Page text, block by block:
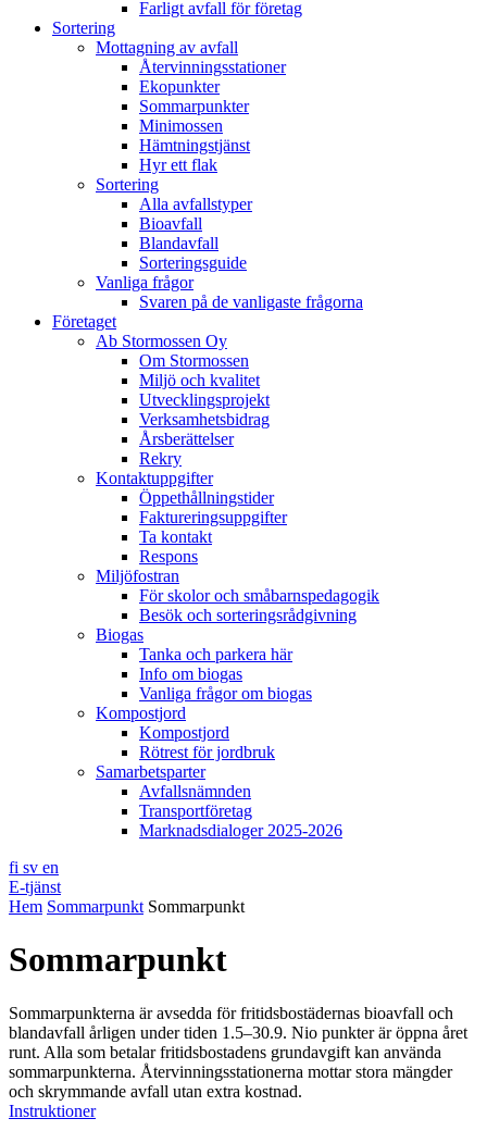
Farligt avfall för företag
Sortering
Mottagning av avfall
Återvinningsstationer
Ekopunkter
Sommarpunkter
Minimossen
Hämtningstjänst
Hyr ett flak
Sortering
Alla avfallstyper
Bioavfall
Blandavfall
Sorteringsguide
Vanliga frågor
Svaren på de vanligaste frågorna
Företaget
Ab Stormossen Oy
Om Stormossen
Miljö och kvalitet
Utvecklingsprojekt
Verksamhetsbidrag
Årsberättelser
Rekry
Kontaktuppgifter
Öppethållningstider
Faktureringsuppgifter
Ta kontakt
Respons
Miljöfostran
För skolor och småbarnspedagogik
Besök och sorteringsrådgivning
Biogas
Tanka och parkera här
Info om biogas
Vanliga frågor om biogas
Kompostjord
Kompostjord
Rötrest för jordbruk
Samarbetsparter
Avfallsnämnden
Transportföretag
Marknadsdialoger 2025-2026
fi sv en
E-tjänst
Hem Sommarpunkt Sommarpunkt
Sommarpunkt
Sommarpunkterna är avsedda för fritidsbostädernas bioavfall och
blandavfall årligen under tiden 1.5–30.9. Nio punkter är öppna året
runt. Alla som betalar fritidsbostadens grundavgift kan använda
sommarpunkterna. Återvinningsstationerna mottar stora mängder
och skrymmande avfall utan extra kostnad.
Instruktioner